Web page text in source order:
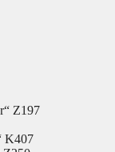
Z197
K407